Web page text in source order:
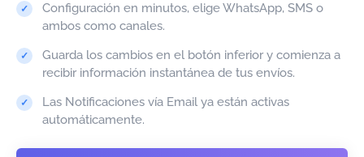
Configuración en minutos, elige WhatsApp, SMS o
ambos como canales.
Guarda los cambios en el botón inferior y comienza a
recibir información instantánea de tus envíos.
Las Notificaciones vía Email ya están activas
automáticamente.